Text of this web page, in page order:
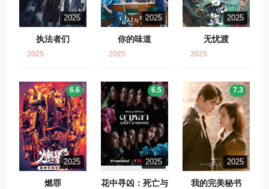
2025
执法者们
2025
2025
你的味道
2025
2025
无忧渡
2025
2025
燃罪
6.6
2025
花中寻凶：死亡与
6.5
2025
我的完美秘书
7.3